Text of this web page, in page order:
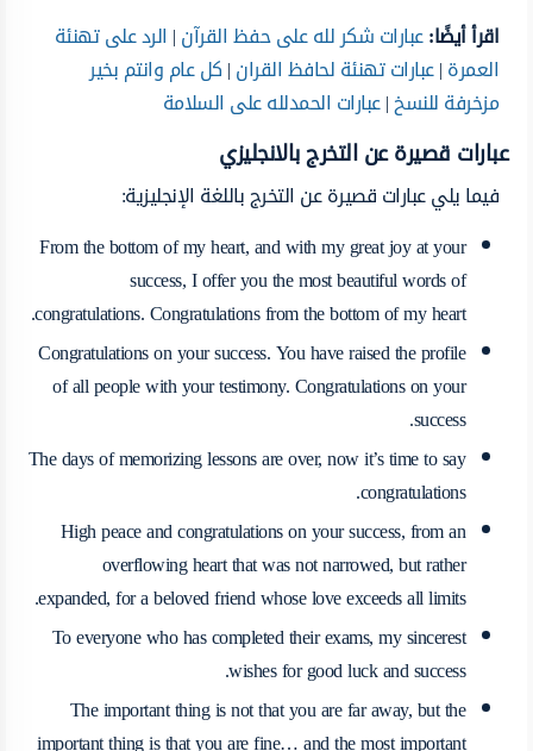
اقرأ أيضًا:عبارات شكر لله على حفظ القرآن| الرد على تهنئة
العمرة|عبارات تهنئة لحافظ القران|كل عام وانتم بخير
مزخرفة للنسخ|عبارات الحمدلله على السلامة
عبارات قصيرة عن التخرج بالانجليزي
فيما يلي عبارات قصيرة عن التخرج باللغة الإنجليزية:
From the bottom of my heart, and with my great joy at your
success, I offer you the most beautiful words of
congratulations. Congratulations from the bottom of my heart.
Congratulations on your success. You have raised the profile
of all people with your testimony. Congratulations on your
success.
The days of memorizing lessons are over, now it’s time to say
congratulations.
High peace and congratulations on your success, from an
overflowing heart that was not narrowed, but rather
expanded, for a beloved friend whose love exceeds all limits.
To everyone who has completed their exams, my sincerest
wishes for good luck and success.
The important thing is not that you are far away, but the